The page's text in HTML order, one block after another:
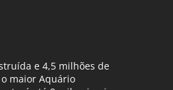
e 4,5 milhões de
maior Aquário